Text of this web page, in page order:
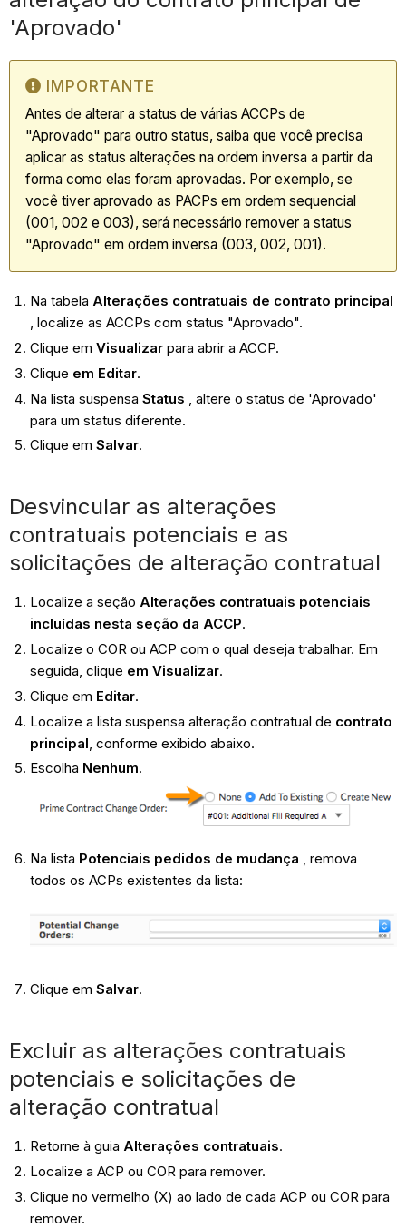
'Aprovado'
IMPORTANTE
Antes de alterar a status de várias ACCPs de
"Aprovado" para outro status, saiba que você precisa
aplicar as status alterações na ordem inversa a partir da
forma como elas foram aprovadas. Por exemplo, se
você tiver aprovado as PACPs em ordem sequencial
(001, 002 e 003), será necessário remover a status
"Aprovado" em ordem inversa (003, 002, 001).
Na tabela Alterações contratuais de contrato principal
, localize as ACCPs com status "Aprovado".
Clique em Visualizarpara abrir a ACCP.
Clique em Editar.
Na lista suspensa Status , altere o status de 'Aprovado'
para um status diferente.
Clique em Salvar.
Desvincular as alterações
contratuais potenciais e as
solicitações de alteração contratual
Localize a seção Alterações contratuais potenciais
incluídas nesta seção da ACCP.
Localize o COR ou ACP com o qual deseja trabalhar. Em
seguida, clique em Visualizar.
Clique em Editar.
Localize a lista suspensa alteração contratual de contrato
principal , conforme exibido abaixo.
Escolha Nenhum.
Na lista Potenciais pedidos de mudança , remova
todos os ACPs existentes da lista:
Clique em Salvar.
Excluir as alterações contratuais
potenciais e solicitações de
alteração contratual
Retorne à guia Alterações contratuais.
Localize a ACP ou COR para remover.
Clique no vermelho (X) ao lado de cada ACP ou COR para
remover.